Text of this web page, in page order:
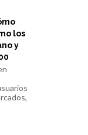
los
y